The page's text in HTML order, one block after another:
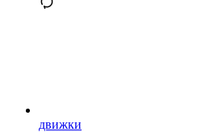
движки